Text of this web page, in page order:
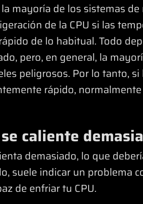
mayoría de los sistemas
de la CPU si las
de lo habitual. Todo
pero, en general, la
peligrosos. Por lo tanto,
rápido,
caliente
demasiado, lo que
suele indicar un problema
de enfriar tu CPU.